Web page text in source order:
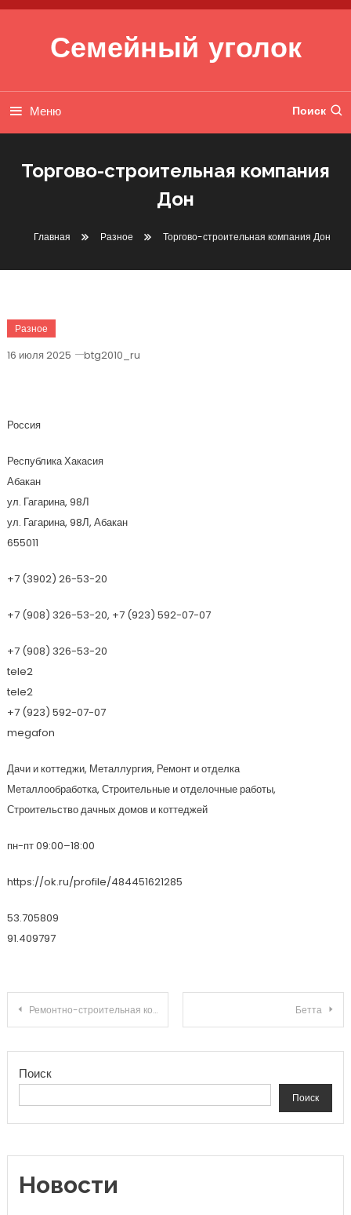
Перейти к содержимому
Семейный уголок
Меню Поиск
Торгово-строительная компания
Дон
Главная Разное Торгово-строительная компания Дон
Разное
16 июля 2025 btg2010_ru
Россия
Республика Хакасия
Абакан
ул. Гагарина, 98Л
ул. Гагарина, 98Л, Абакан
655011
+7 (3902) 26-53-20
+7 (908) 326-53-20, +7 (923) 592-07-07
+7 (908) 326-53-20
tele2
tele2
+7 (923) 592-07-07
megafon
Дачи и коттеджи, Металлургия, Ремонт и отделка
Металлообработка, Строительные и отделочные работы,
Строительство дачных домов и коттеджей
пн-пт 09:00–18:00
https://ok.ru/profile/484451621285
53.705809
91.409797
Навигация по записям
Ремонтно-строительная компания Бетта
Поиск
Поиск
Новости